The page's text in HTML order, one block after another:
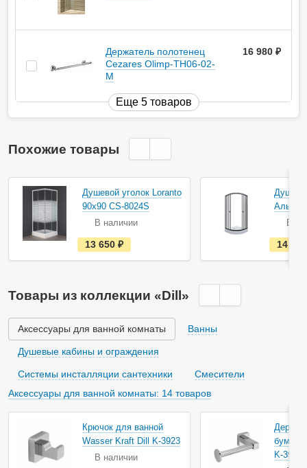
Держатель полотенец
Cezares Olimp-TH06-02-
M
16 980
Еще 5 товаров
Похожие товары
Душевой уголок Loranto
90х90 CS-8024S
В наличии
е
с
т
а
и
ч
и
и
13 650
Акция
Альфа-
В
14
Товары из коллекции «Dill»
Аксессуары для ванной комнаты Ванны
Душевые кабины и ограждения
Системы инсталляции сантехники
Смесители
Аксессуары для ванной комнаты: 14 товаров
Крючок для ванной
Wasser Kraft Dill K-3923
В наличии
бумаги
K-3996